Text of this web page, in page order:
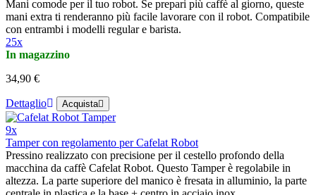
Mani comode per il tuo robot. Se prepari più caffè al giorno, queste
mani extra ti renderanno più facile lavorare con il robot. Compatibile
con entrambi i modelli regular e barista.
25x
In magazzino
34,90 €
Dettaglio Acquista
9x
Tamper con regolamento per Cafelat Robot
Pressino realizzato con precisione per il cestello profondo della
macchina da caffè Cafelat Robot. Questo Tamper è regolabile in
altezza. La parte superiore del manico è fresata in alluminio, la parte